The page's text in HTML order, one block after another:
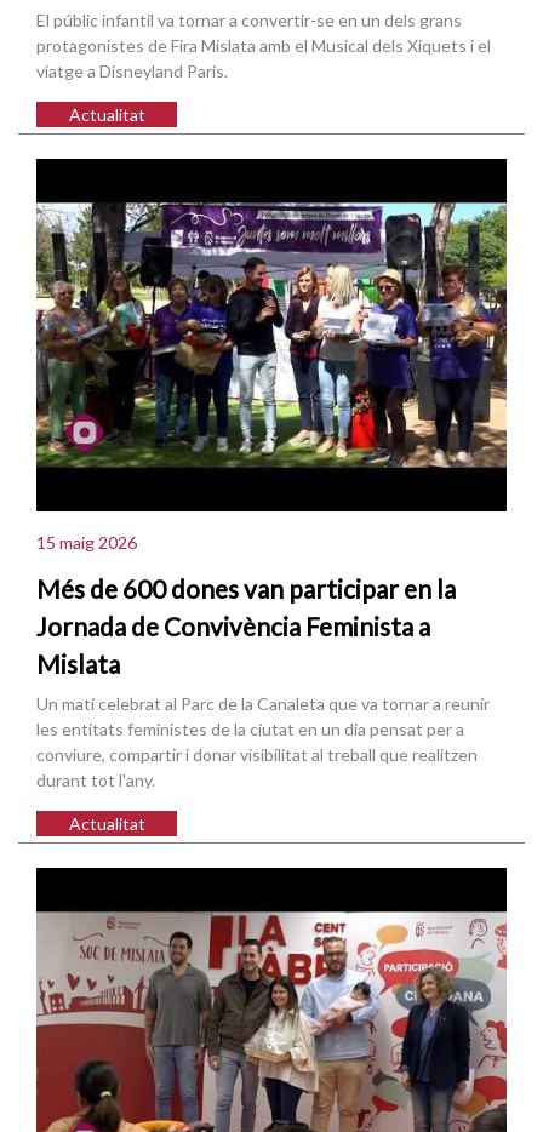
El públic infantil va tornar a convertir-se en un dels grans
protagonistes de Fira Mislata amb el Musical dels Xiquets i el
viatge a Disneyland Paris.
Actualitat
15 maig 2026
Més de 600 dones van participar en la
Jornada de Convivència Feminista a
Mislata
Un matí celebrat al Parc de la Canaleta que va tornar a reunir
les entitats feministes de la ciutat en un dia pensat per a
conviure, compartir i donar visibilitat al treball que realitzen
durant tot l'any.
Actualitat